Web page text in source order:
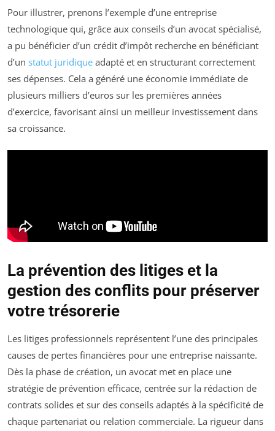
Pour illustrer, prenons l’exemple d’une entreprise
technologique qui, grâce aux conseils d’un avocat spécialisé,
a pu bénéficier d’un crédit d’impôt recherche en bénéficiant
d’un statut juridique adapté et en structurant correctement
ses dépenses. Cela a généré une économie immédiate de
plusieurs milliers d’euros sur les premières années
d’exercice, favorisant ainsi un meilleur investissement dans
sa croissance.
La prévention des litiges et la
gestion des conflits pour préserver
votre trésorerie
Les litiges professionnels représentent l’une des principales
causes de pertes financières pour une entreprise naissante.
Dès la phase de création, un avocat met en place une
stratégie de prévention efficace, centrée sur la rédaction de
contrats solides et sur des conseils adaptés à la spécificité de
chaque partenariat ou relation commerciale. La rigueur dans